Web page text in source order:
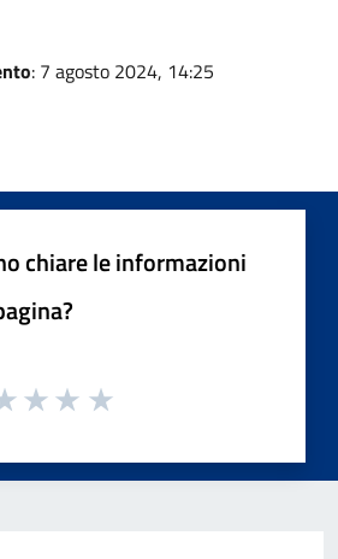
: 7 agosto 2024, 14:25
chiare le informazioni